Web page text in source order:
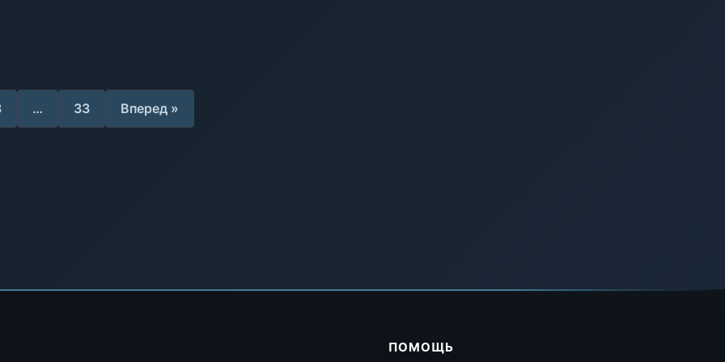
… 33 Вперед »
ПОМОЩЬ